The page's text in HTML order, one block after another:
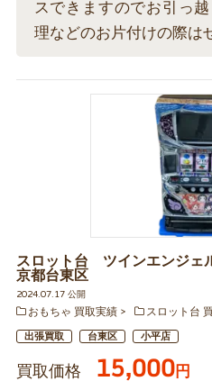
スできますのでお引っ
理などのお片付けの際は
スロット台 ツインエンジェ
京都台東区
2024.07.17 公開
おもちゃ 買取実績
スロット台
出張買取 台東区 小平店
買取価格 15,000円